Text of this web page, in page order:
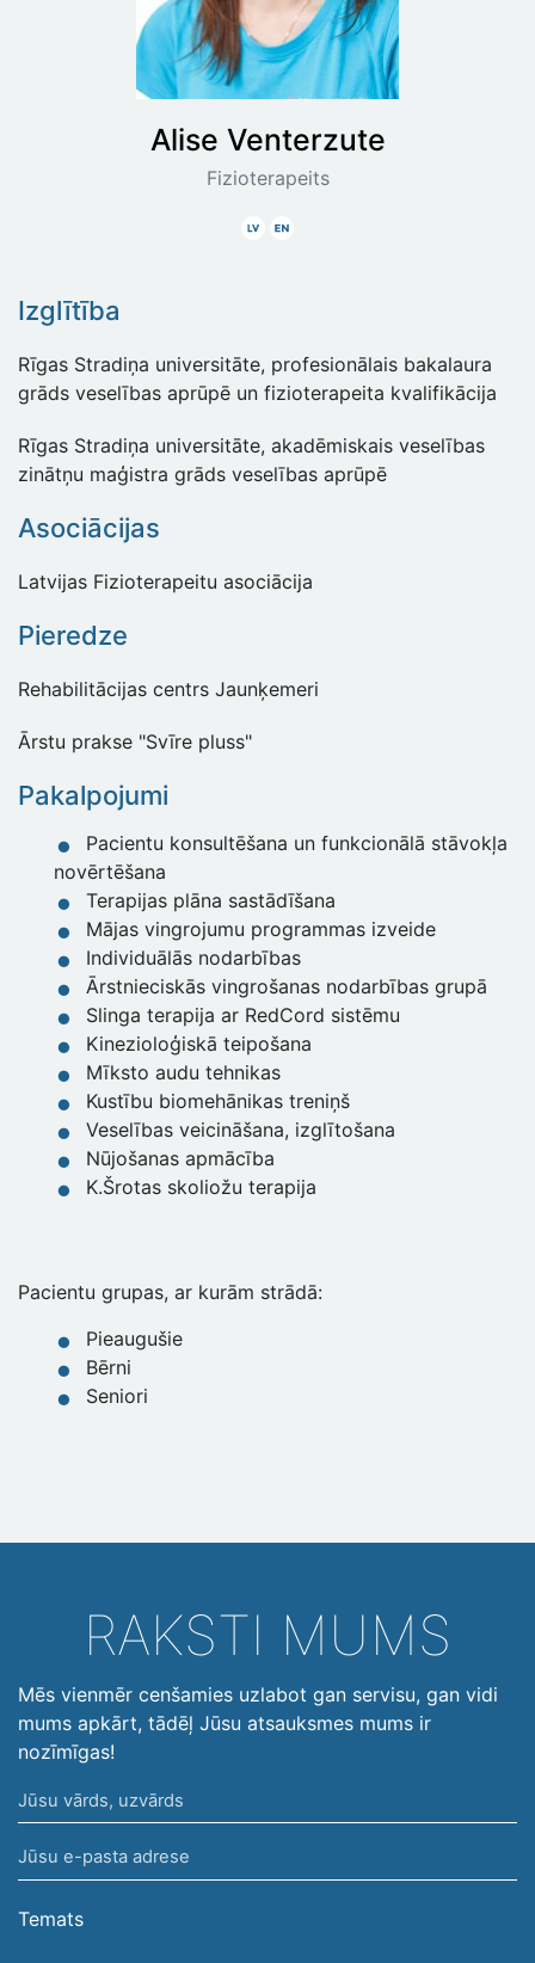
Alise Venterzute
Fizioterapeits
LatviskiAngliski
Izglītība
Rīgas Stradiņa universitāte, profesionālais bakalaura
grāds veselības aprūpē un fizioterapeita kvalifikācija
Rīgas Stradiņa universitāte, akadēmiskais veselības
zinātņu maģistra grāds veselības aprūpē
Asociācijas
Latvijas Fizioterapeitu asociācija
Pieredze
Rehabilitācijas centrs Jaunķemeri
Ārstu prakse "Svīre pluss"
Pakalpojumi
Pacientu konsultēšana un funkcionālā stāvokļa
novērtēšana
Terapijas plāna sastādīšana
Mājas vingrojumu programmas izveide
Individuālās nodarbības
Ārstnieciskās vingrošanas nodarbības grupā
Slinga terapija ar RedCord sistēmu
Kinezioloģiskā teipošana
Mīksto audu tehnikas
Kustību biomehānikas treniņš
Veselības veicināšana, izglītošana
Nūjošanas apmācība
K.Šrotas skoliožu terapija
Pacientu grupas, ar kurām strādā:
Pieaugušie
Bērni
Seniori
RAKSTI MUMS
Mēs vienmēr cenšamies uzlabot gan servisu, gan vidi
mums apkārt, tādēļ Jūsu atsauksmes mums ir
nozīmīgas!
Jūsu
vārds,
uzvārds
Jūsu
e-
pasta
Temats